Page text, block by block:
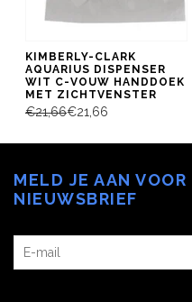
KIMBERLY-CLARK
AQUARIUS DISPENSER
WIT C-VOUW HANDDOEK
MET ZICHTVENSTER
€21,66€21,66
MELD JE AAN VOOR
NIEUWSBRIEF